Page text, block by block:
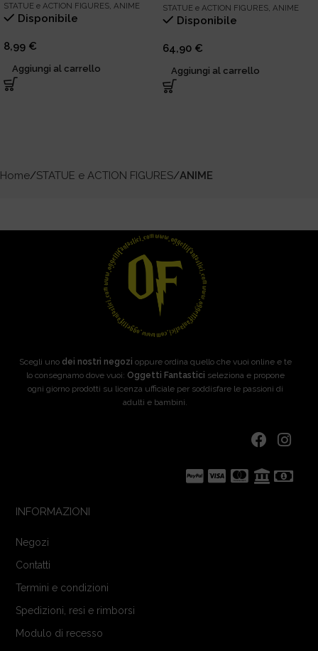
STATUE e ACTION FIGURES, ANIME
Disponibile
8,99 €
Aggiungi al carrello
STATUE e ACTION FIGURES, ANIME
Disponibile
64,90 €
Aggiungi al carrello
Home STATUE e ACTION FIGURES ANIME
Scegli uno dei nostri negozi oppure ordina quello che vuoi online e te
lo consegnamo dove vuoi: Oggetti Fantastici seleziona e propone
ogni giorno prodotti su licenza ufficiale per soddisfare le passioni di
adulti e bambini.
INFORMAZIONI
Negozi
Contatti
Termini e condizioni
Spedizioni, resi e rimborsi
Modulo di recesso